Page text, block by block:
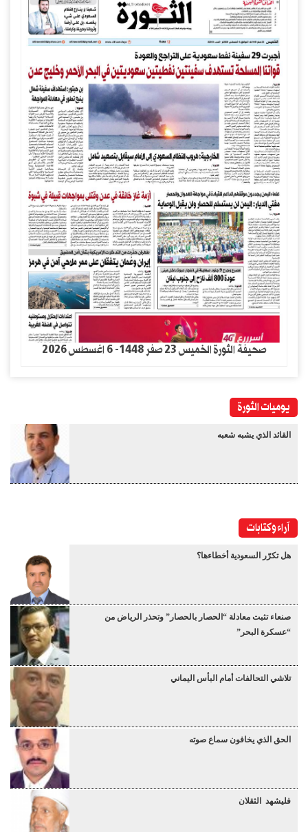
صحيفة الثورة الخميس 23 صفر 1448- 6 اغسطس 2026
يوميات الثورة
القائد الذي يشبه شعبه
آراء وكتابات
هل تكرّر السعودية أخطاءها؟
صنعاء تثبت معادلة “الحصار بالحصار” وتحذر الرياض من
“عسكرة البحر”
تلاشي التحالفات أمام البأس اليماني
الحق الذي يخافون سماع صوته
فليشهد الثقلان